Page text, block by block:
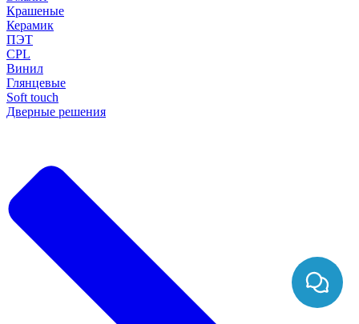
Крашеные
Керамик
ПЭТ
CPL
Винил
Глянцевые
Soft touch
Дверные решения